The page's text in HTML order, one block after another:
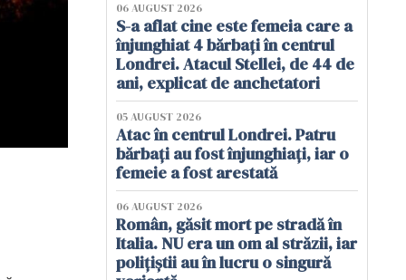
06 AUGUST 2026
S-a aflat cine este femeia care a
înjunghiat 4 bărbați în centrul
Londrei. Atacul Stellei, de 44 de
ani, explicat de anchetatori
05 AUGUST 2026
Atac în centrul Londrei. Patru
bărbați au fost înjunghiați, iar o
femeie a fost arestată
06 AUGUST 2026
Român, găsit mort pe stradă în
Italia. NU era un om al străzii, iar
polițiștii au în lucru o singură